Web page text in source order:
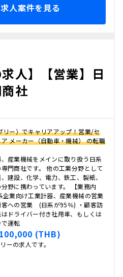
人案件を見る
求人】【営業】日
社
リー）でキャリアアップ！営業/セ
メーカー（自動車・機械） の転職
産業機械をメインに取り扱う日系
門商社です。 他の工業分野として
建設、化学、電力、鉄工、製紙、
野に携わっています。 【業務内
企業向け工業計器、産業機械の営業
客への営業 (日系が95％) ・顧客訪
ドライバー付き社用車、もしくは
運転
(THB)
ーの求人です。